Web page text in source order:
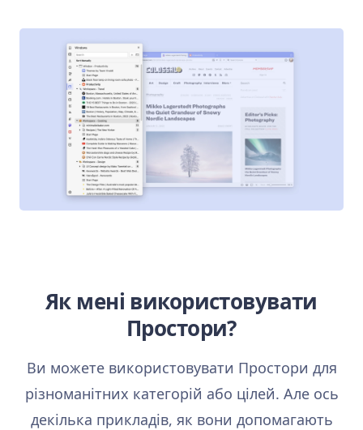
Як мені використовувати
Простори?
Ви можете використовувати Простори для
різноманітних категорій або цілей. Але ось
декілька прикладів, як вони допомагають